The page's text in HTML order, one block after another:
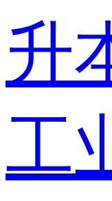
升
工